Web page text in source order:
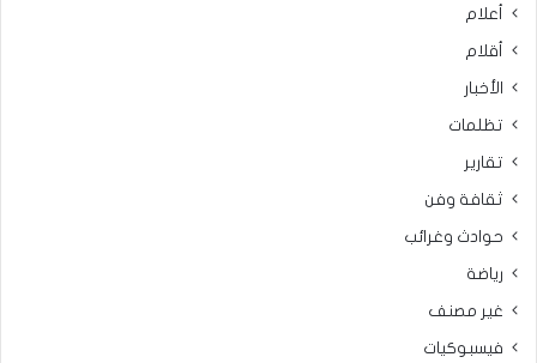
أعلام
أقلام
الأخبار
تظلمات
تقارير
ثقافة وفن
حوادث وغرائب
رياضة
غير مصنف
فيسبوكيات